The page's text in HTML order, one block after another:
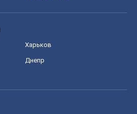
Харьков
Днепр